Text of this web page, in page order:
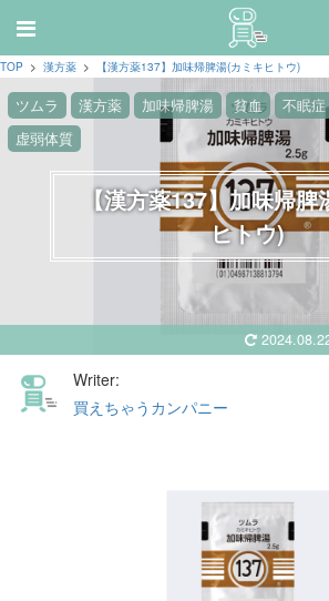
TOP > 漢方薬 > 【漢方薬137】加味帰脾湯(カミキヒトウ)
ツムラ 漢方薬 加味帰脾湯 貧血 不眠症
虚弱体質
【漢方薬137】加味帰脾
ヒトウ)
Writer:
買えちゃうカンパニー